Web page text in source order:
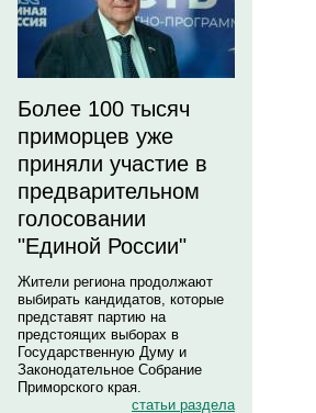
Более 100 тысяч
приморцев уже
приняли участие в
предварительном
голосовании
"Единой России"
Жители региона продолжают
выбирать кандидатов, которые
представят партию на
предстоящих выборах в
Государственную Думу и
Законодательное Собрание
Приморского края.
статьи раздела